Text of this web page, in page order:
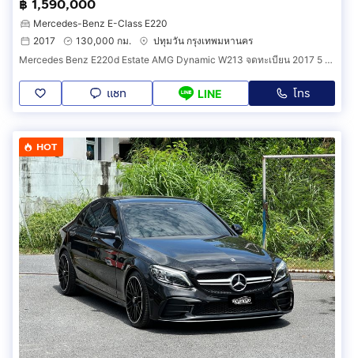
฿ 1,590,000
Mercedes-Benz E-Class E220
2017
130,000 กม.
ปทุมวัน กรุงเทพมหานคร
Mercedes Benz E220d Estate AMG Dynamic W213 จดทะเบียน 2017 5 ประตู Rare item หายากมากๆ ดีเซลล้วน ตัวท็อปสุด
แชท LINE โทร
HOT